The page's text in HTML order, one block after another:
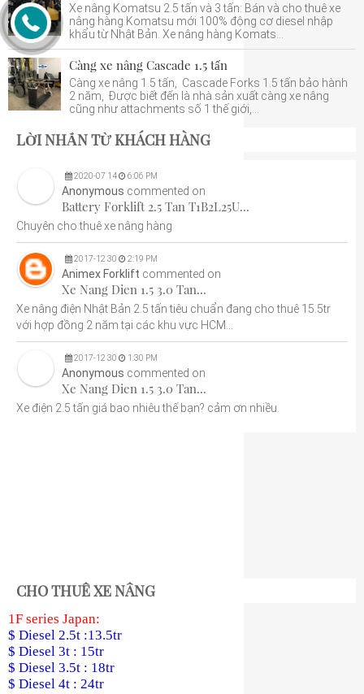
Xe nâng Komatsu 2.5 tấn và 3 tấn: Bán và cho thuê xe
nâng hàng Komatsu mới 100% động cơ diesel nhập
khẩu từ Nhật Bản. Xe nâng hàng Komats...
Càng xe nâng Cascade 1.5 tấn
Càng xe nâng 1.5 tấn, Cascade Forks 1.5 tấn bảo hành
2 năm, Được biết đến là nhà sản xuất càng xe nâng
cũng như attachments số 1 thế giới,...
LỜI NHẮN TỪ KHÁCH HÀNG
Anonymous commented on
Battery Forklift 2.5 Tan T1B2L25U...
2020-07 14 6:06 PM
Chuyên cho thuê xe nâng hàng
Animex Forklift commented on
Xe Nang Dien 1.5 3.0 Tan...
2017-12 30 2:19 PM
Xe nâng điện Nhật Bản 2.5 tấn tiêu chuẩn đang cho thuê 15.5tr
với hợp đồng 2 năm tại các khu vực HCM...
Anonymous commented on
Xe Nang Dien 1.5 3.0 Tan...
2017-12 30 1:30 PM
Xe điện 2.5 tấn giá bao nhiêu thế bạn? cảm ơn nhiều.
CHO THUÊ XE NÂNG
1F series Japan:
$ Diesel 2.5t :13.5tr
$ Diesel 3t : 15tr
$ Diesel 3.5t : 18tr
$ Diesel 4t : 24tr